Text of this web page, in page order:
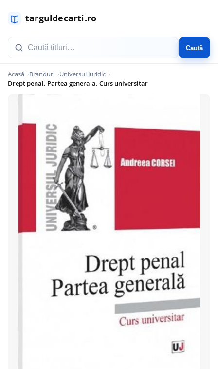
Caută
Acasă Branduri
Universul Juridic
Drept penal. Partea generala. Curs universitar